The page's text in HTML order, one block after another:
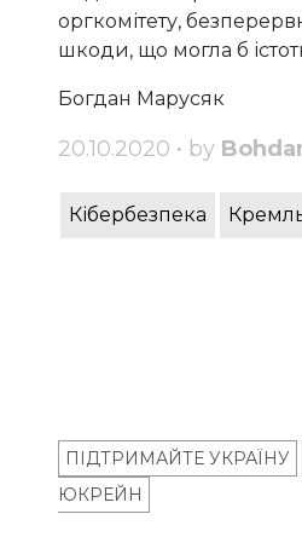
оргкомітету,
шкоди, що могла б
Богдан Марусяк
20.10.2020 • by
Кібербезпека
ПІДТРИМАЙТЕ УКРАЇНУ
ЮКРЕЙН